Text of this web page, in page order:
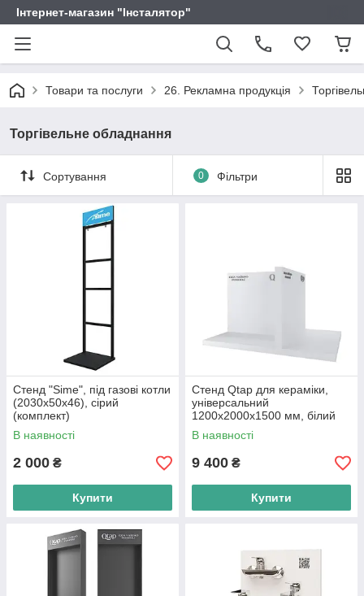
Інтернет-магазин "Інсталятор"
Товари та послуги 26. Рекламна продукція
Торгівельне обладнання
Сортування 0 Фільтри
Стенд "Sime", під газові котли
(2030х50х46), сірий
(комплект)
В наявності
2 000 ₴
Купити
Стенд Qtap для кераміки,
універсальний
1200х2000х1500 мм, білий
(комплект)
В наявності
9 400 ₴
Купити